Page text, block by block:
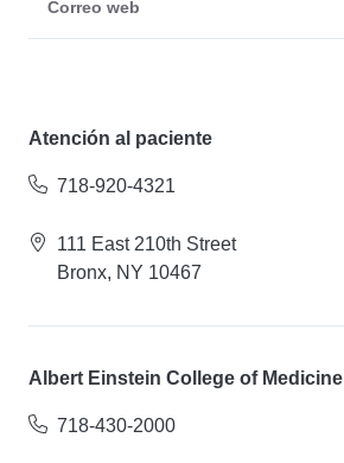
Correo web
Atención al paciente
718-920-4321
111 East 210th Street
Bronx, NY 10467
Albert Einstein College of Medicine
718-430-2000